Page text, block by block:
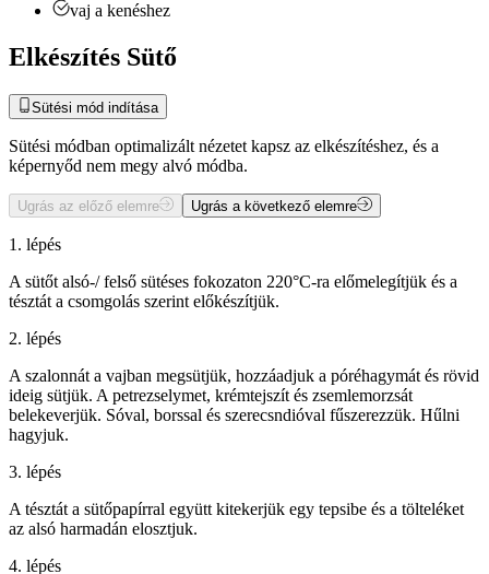
vaj a kenéshez
Elkészítés Sütő
Sütési mód indítása
Sütési módban optimalizált nézetet kapsz az elkészítéshez, és a
képernyőd nem megy alvó módba.
Ugrás az előző elemre Ugrás a következő elemre
1. lépés
A sütőt alsó-/ felső sütéses fokozaton 220°C-ra előmelegítjük és a
tésztát a csomgolás szerint előkészítjük.
2. lépés
A szalonnát a vajban megsütjük, hozzáadjuk a póréhagymát és rövid
ideig sütjük. A petrezselymet, krémtejszít és zsemlemorzsát
belekeverjük. Sóval, borssal és szerecsndióval fűszerezzük. Hűlni
hagyjuk.
3. lépés
A tésztát a sütőpapírral együtt kitekerjük egy tepsibe és a tölteléket
az alsó harmadán elosztjuk.
4. lépés